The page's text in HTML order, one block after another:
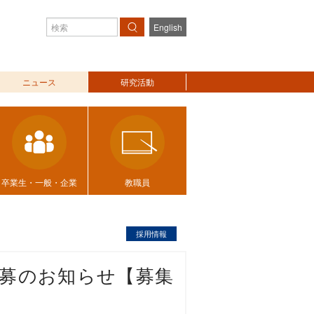
検索
English
ニュース 研究活動
卒業生・一般・企業 教職員
採用情報
のお知らせ【募集